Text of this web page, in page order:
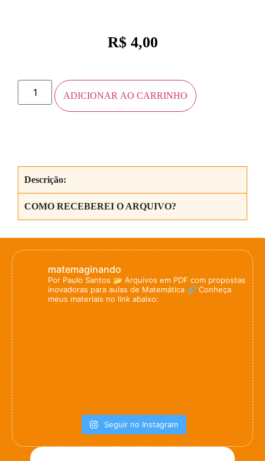
R$4,00
ADICIONAR AO CARRINHO
Descrição:
COMO RECEBEREI O ARQUIVO?
matemaginando
Por Paulo Santos 📂 Arquivos em PDF com propostas
inovadoras para aulas de Matemática 🔗 Conheça
meus materiais no link abaixo:
Seguir no Instagram